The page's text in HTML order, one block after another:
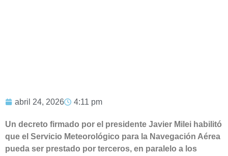
abril 24, 2026 4:11 pm
Un decreto firmado por el presidente Javier Milei habilitó
que el Servicio Meteorológico para la Navegación Aérea
pueda ser prestado por terceros, en paralelo a los